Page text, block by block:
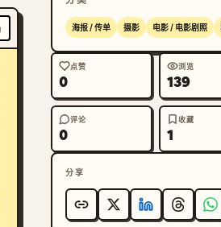
海报 / 传单 摄影 电影 / 电影剧照
点赞
0
浏览
139
评论
0
收藏
1
分享